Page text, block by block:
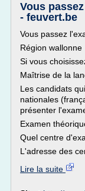
Vous
- feuvert.be
Vous passez
Région wallonne
Si vous
Maîtrise de la
Les candidats
nationales
présenter
Examen
Quel centre
L'adresse des
Lire la suite